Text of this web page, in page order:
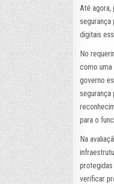
Até agora,
digitais
No
como
governo
segurança
para o
Na
verificar